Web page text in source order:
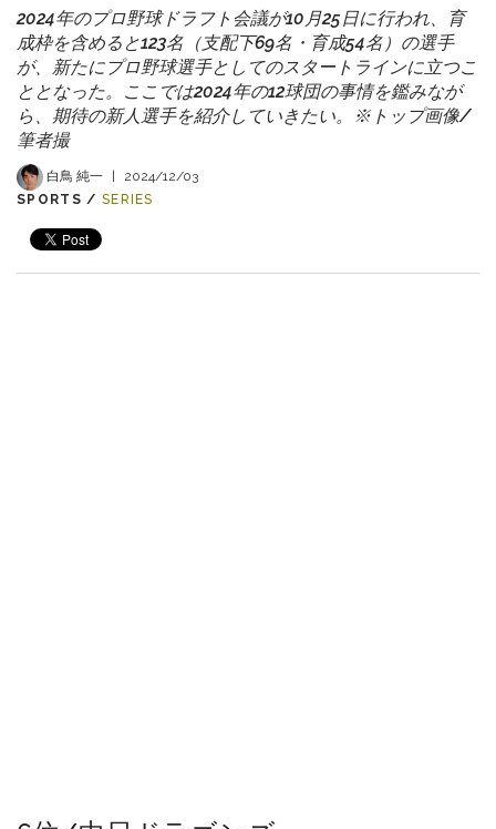
2024年のプロ野球ドラフト会議が10月25日に行われ、育
成枠を含めると123名（支配下69名・育成54名）の選手
が、新たにプロ野球選手としてのスタートラインに立つこ
ととなった。ここでは2024年の12球団の事情を鑑みなが
ら、期待の新人選手を紹介していきたい。※トップ画像/
筆者撮
白鳥 純一
2024/12/03
SPORTS / SERIES